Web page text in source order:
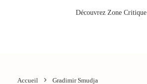
Découvrez Zone Critique
Accueil Gradimir Smudja